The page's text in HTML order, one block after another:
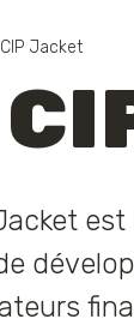
Jacket